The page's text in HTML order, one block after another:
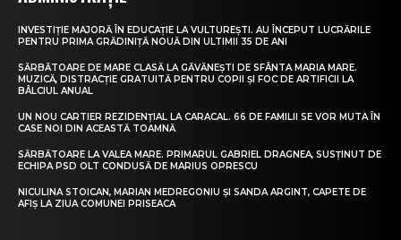
INVESTIȚIE MAJORĂ ÎN EDUCAȚIE LA VULTUREȘTI. AU ÎNCEPUT LUCRĂRILE
PENTRU PRIMA GRĂDINIȚĂ NOUĂ DIN ULTIMII 35 DE ANI
SĂRBĂTOARE DE MARE CLASĂ LA GĂVĂNEȘTI DE SFÂNTA MARIA MARE.
MUZICĂ, DISTRACȚIE GRATUITĂ PENTRU COPII ȘI FOC DE ARTIFICII LA
BÂLCIUL ANUAL
UN NOU CARTIER REZIDENȚIAL LA CARACAL. 66 DE FAMILII SE VOR MUTA ÎN
CASE NOI DIN ACEASTĂ TOAMNĂ
SĂRBĂTOARE LA VALEA MARE. PRIMARUL GABRIEL DRAGNEA, SUSȚINUT DE
ECHIPA PSD OLT CONDUSĂ DE MARIUS OPRESCU
NICULINA STOICAN, MARIAN MEDREGONIU ȘI SANDA ARGINT, CAPETE DE
AFIȘ LA ZIUA COMUNEI PRISEACA